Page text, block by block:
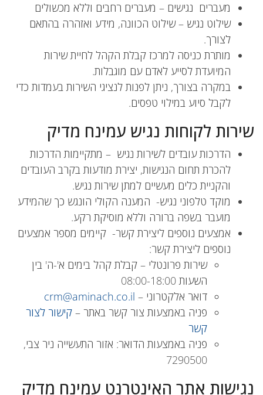
מעברים נגישים – מעברים רחבים וללא מכשולים
שילוט נגיש – שילוט הכוונה, מידע ואזהרה בהתאם
לצורך.
מותרת כניסה למרכז קבלת הקהל לחיית שירות
המיועדת לסייע לאדם עם מוגבלות.
במקרה בצורך, ניתן לפנות לנציגי השירות בעמדות כדי
לקבל סיוע במילוי טפסים.
שירות לקוחות נגיש עמינח מדיק
הדרכות עובדים לשירות נגיש – מתקיימות הדרכות
להכרת תחום הנגישות, יצירת מודעות בקרב העובדים
והקניית כלים מעשיים למתן שירות נגיש.
מוקד טלפוני נגיש- המענה הקולי הונגש כך שהמידע
מועבר בשפה ברורה וללא מוסיקת רקע.
אמצעים נוספים ליצירת קשר- קיימים מספר אמצעים
נוספים ליצירת קשר:
שירות פרונטלי – קבלת קהל בימים א'-ה' בין
השעות 08:00-18:00
דואר אלקטרוני – crm@aminach.co.il
פניה באמצעות צור קשר באתר – קישור לצור
קשר
פניה באמצעות הדואר: אזור התעשייה ניר צבי,
7290500
נגישות אתר האינטרנט עמינח מדיק